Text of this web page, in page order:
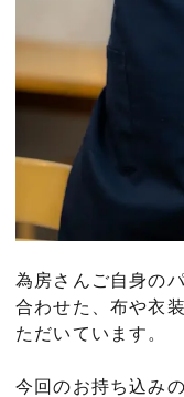
為房さんご自身の
合わせた、布や衣
ただいています。
今回のお持ち込み